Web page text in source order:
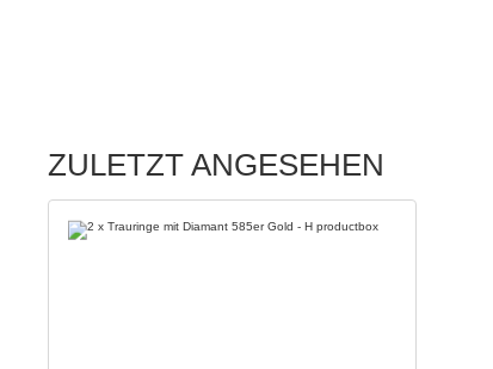
ZULETZT ANGESEHEN